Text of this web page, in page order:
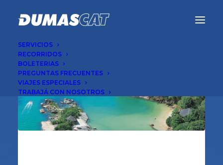
SERVICIOS
RECORRIDOS
BOLETERIAS
PREGUNTAS FRECUENTES
VIAJES ESPECIALES
TRABAJÁ CON NOSOTROS